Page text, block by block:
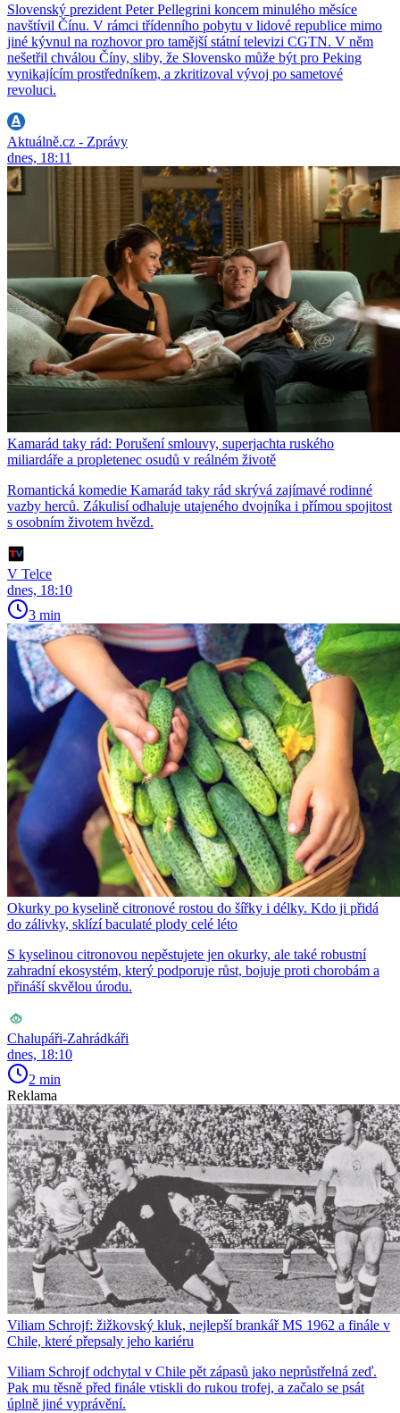
Slovenský prezident Peter Pellegrini koncem minulého měsíce
navštívil Čínu. V rámci třídenního pobytu v lidové republice mimo
jiné kývnul na rozhovor pro tamější státní televizi CGTN. V něm
nešetřil chválou Číny, sliby, že Slovensko může být pro Peking
vynikajícím prostředníkem, a zkritizoval vývoj po sametové
revoluci.
Aktuálně.cz - Zprávy
dnes, 18:11
Kamarád taky rád: Porušení smlouvy, superjachta ruského
miliardáře a propletenec osudů v reálném životě
Romantická komedie Kamarád taky rád skrývá zajímavé rodinné
vazby herců. Zákulisí odhaluje utajeného dvojníka i přímou spojitost
s osobním životem hvězd.
V Telce
dnes, 18:10
3 min
Okurky po kyselině citronové rostou do šířky i délky. Kdo ji přidá
do zálivky, sklízí baculaté plody celé léto
S kyselinou citronovou nepěstujete jen okurky, ale také robustní
zahradní ekosystém, který podporuje růst, bojuje proti chorobám a
přináší skvělou úrodu.
Chalupáři-Zahrádkáři
dnes, 18:10
2 min
Reklama
Viliam Schrojf: žižkovský kluk, nejlepší brankář MS 1962 a finále v
Chile, které přepsaly jeho kariéru
Viliam Schrojf odchytal v Chile pět zápasů jako neprůstřelná zeď.
Pak mu těsně před finále vtiskli do rukou trofej, a začalo se psát
úplně jiné vyprávění.